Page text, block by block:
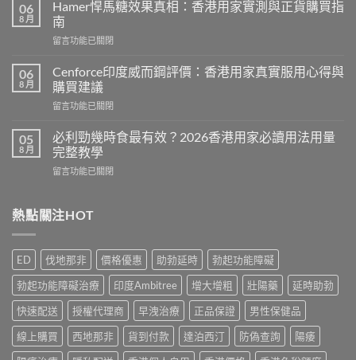
士
副
作
有
哪
些？
Cialis
見
副
用
說
安
全
服
用
指
南〉
中
06
8 月
Hamer悍馬糖效果真相：香港用家實測與正貨購買指
南
在
悍
馬
糖
效
真
相：
香
港
實
正
貨
購
買
指
南〉
中
留言功能已關閉
06
8 月
Cenforce印度威而鋼評價：香港用家真實服用心得與
購買建議
在
印
度
威
而
價：
用
家
真
實
服
用
心
得
留言功能已關閉
05
8 月
必利勁幾時食最有效？2026香港用家必讀用法用量
完整教學
在
勁
幾
食
最
有
效？
2026
香
港
用
留言功能已關閉
熱點關注HOT
ED 伐地那非 價格優惠 助勃延時
勃起功能障礙
勃起功能障礙治療
印度Ambitree 增大增粗 壯陽藥
延時助勃
快速配送
授權代理商 早洩治療 正品保證
男性保健品
線上購買
西地那非 貨到付款 達泊西汀 防偽查詢
陽痿